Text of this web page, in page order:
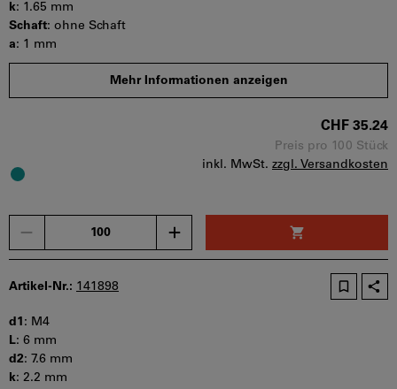
k: 1.65 mm
Schaft: ohne Schaft
a: 1 mm
s:2 mm
t min:1.04 mm
Mehr Informationen anzeigen
CHF 35.24
Preis pro 100 Stück
inkl. MwSt. zzgl. Versandkosten
Artikel-Nr.: 141898
d1 : M4
L: 6 mm
d2: 7.6 mm
k: 2.2 mm